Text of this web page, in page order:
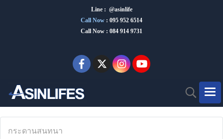
Line : @asinlife
Call Now : 095 952 6514
Call Now : 084 914 9731
กระดานสนทนา